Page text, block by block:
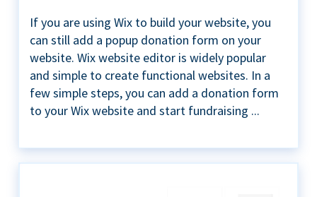
If you are using Wix to build your website, you
can still add a popup donation form on your
website. Wix website editor is widely popular
and simple to create functional websites. In a
few simple steps, you can add a donation form
to your Wix website and start fundraising ...